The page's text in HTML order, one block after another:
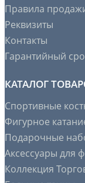
Правила
Реквизиты
Контакты
Гарантийный
КАТАЛОГ
Спортивные
Фигурное
Подарочные
Аксессуары для
Коллекция